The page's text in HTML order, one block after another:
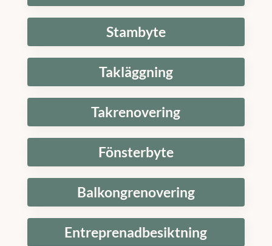
Stambyte
Takläggning
Takrenovering
Fönsterbyte
Balkongrenovering
Entreprenadbesiktning